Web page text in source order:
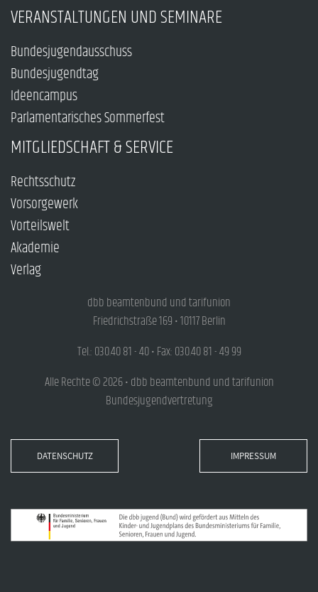
VERANSTALTUNGEN UND SEMINARE
Bundesjugendausschuss
Bundesjugendtag
Ideencampus
Parlamentarisches Sommerfest
MITGLIEDSCHAFT & SERVICE
Rechtsschutz
Vorsorgewerk
Vorteilswelt
Akademie
Verlag
dbb beamtenbund und tarifunion
Friedrichstraße 169 • 10117 Berlin
Tel.: 030.40 81 - 40 • Fax: 030.40 81 - 49 99
Alle Rechte © 2026 • dbb beamtenbund und tarifunion
Bundesjugendvertretung
DATENSCHUTZ IMPRESSUM